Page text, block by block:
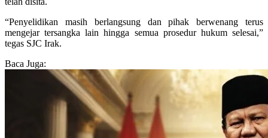
“Penyelidikan masih berlangsung dan pihak berwenang terus
mengejar tersangka lain hingga semua prosedur hukum selesai,”
tegas SJC Irak.
Baca Juga: